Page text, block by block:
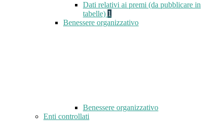
Dati relativi ai premi (da pubblicare in
tabelle) 1
Benessere organizzativo
Benessere organizzativo
Enti controllati